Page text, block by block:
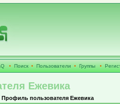
• Поиск • Пользователи • Группы •
Ежевика
Профиль пользователя Ежевика